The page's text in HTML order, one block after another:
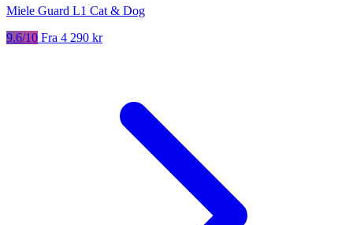
Miele Guard L1 Cat & Dog
9.6/10 Fra 4 290 kr